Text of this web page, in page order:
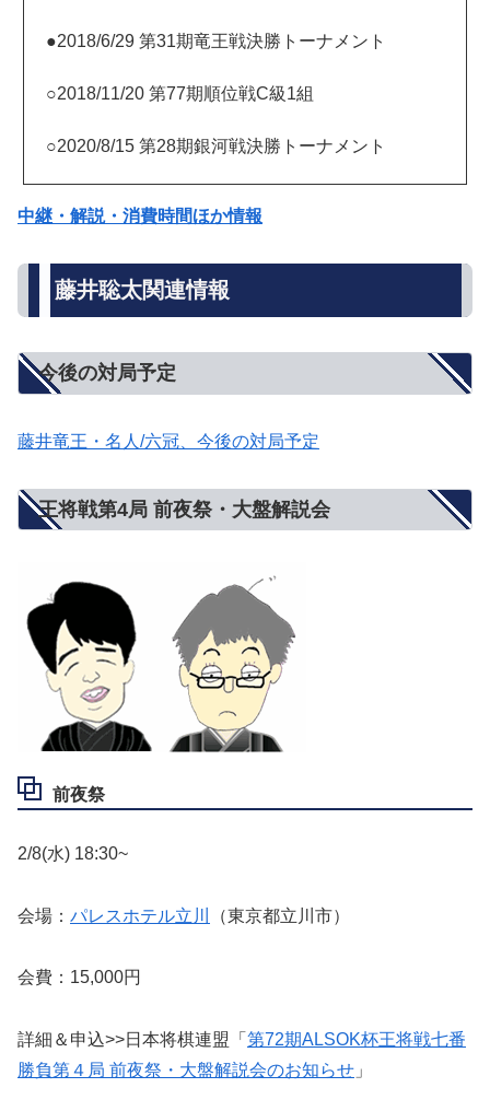
●2018/6/29 第31期竜王戦決勝トーナメント
○2018/11/20 第77期順位戦C級1組
○2020/8/15 第28期銀河戦決勝トーナメント
中継・解説・消費時間ほか情報
藤井聡太関連情報
今後の対局予定
藤井竜王・名人/六冠、今後の対局予定
王将戦第4局 前夜祭・大盤解説会
前夜祭
2/8(水) 18:30~
会場： パレスホテル立川 （東京都立川市）
会費：15,000円
詳細＆申込>>日本将棋連盟「 第72期ALSOK杯王将戦七番
勝負第４局 前夜祭・大盤解説会のお知らせ 」